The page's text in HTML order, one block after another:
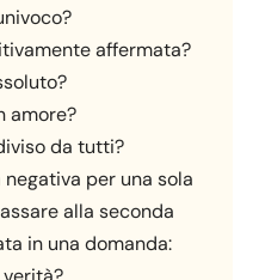
affermata?
amore?
da tutti?
negativa per una sola
alla seconda
in una domanda: